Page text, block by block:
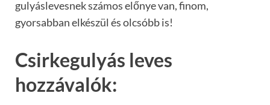
gulyáslevesnek számos előnye van, finom,
gyorsabban elkészül és olcsóbb is!
Csirkegulyás leves
hozzávalók: